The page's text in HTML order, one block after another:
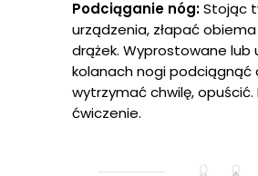
Podciąganie nóg:Stojąc
urządzenia, złapać
drążek. Wyprostowane lub
kolanach nogi podciągnąć
wytrzymać chwilę,
ćwiczenie.